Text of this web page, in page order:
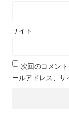
サイト
次回のコメン
ールアドレス、サ